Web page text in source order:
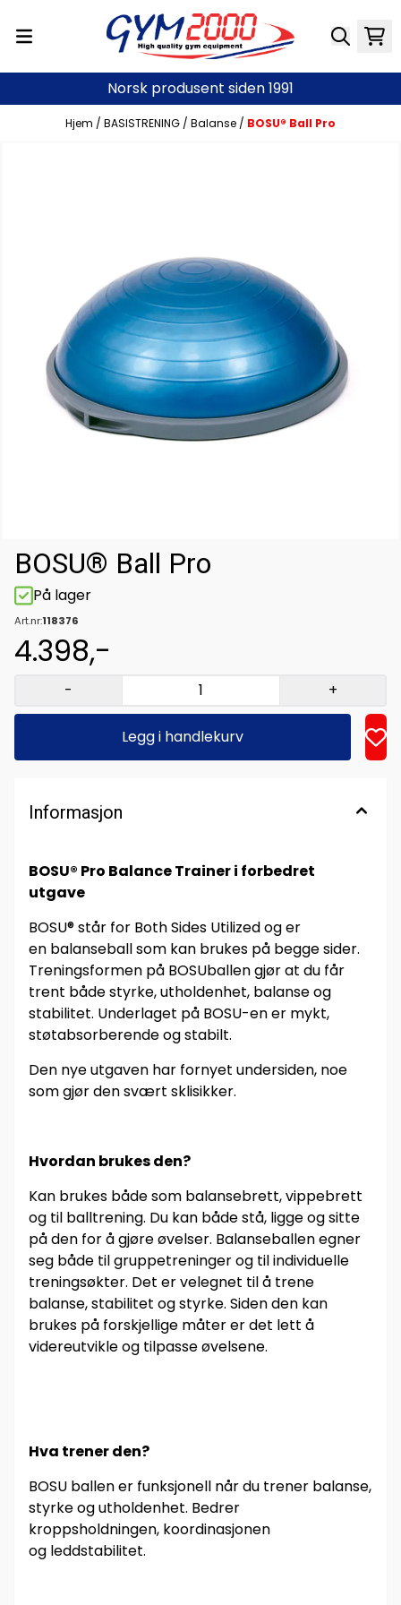
Norsk produsent siden 1991
Hjem / BASISTRENING / Balanse / BOSU® Ball Pro
BOSU® Ball Pro
På lager
Art.nr:118376
4.398,-
- +
Legg i handlekurv
Informasjon
BOSU® Pro Balance Trainer i forbedret
utgave
BOSU® står for Both Sides Utilized og er
en balanseball som kan brukes på begge sider.
Treningsformen på BOSUballen gjør at du får
trent både styrke, utholdenhet, balanse og
stabilitet. Underlaget på BOSU-en er mykt,
støtabsorberende og stabilt.
Den nye utgaven har fornyet undersiden, noe
som gjør den svært sklisikker.
Hvordan brukes den?
Kan brukes både som balansebrett, vippebrett
og til balltrening. Du kan både stå, ligge og sitte
på den for å gjøre øvelser. Balanseballen egner
seg både til gruppetreninger og til individuelle
treningsøkter. Det er velegnet til å trene
balanse, stabilitet og styrke. Siden den kan
brukes på forskjellige måter er det lett å
videreutvikle og tilpasse øvelsene.
Hva trener den?
BOSU ballen er funksjonell når du trener balanse,
styrke og utholdenhet. Bedrer
kroppsholdningen, koordinasjonen
og leddstabilitet.